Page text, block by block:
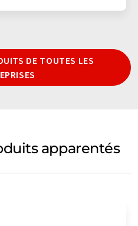
DE TOUTES LES
apparentés